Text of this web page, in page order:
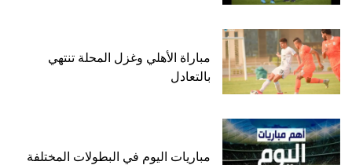
مباراة الأهلي وغزل المحلة تنتهي
بالتعادل
مباريات اليوم في البطولات المختلفة